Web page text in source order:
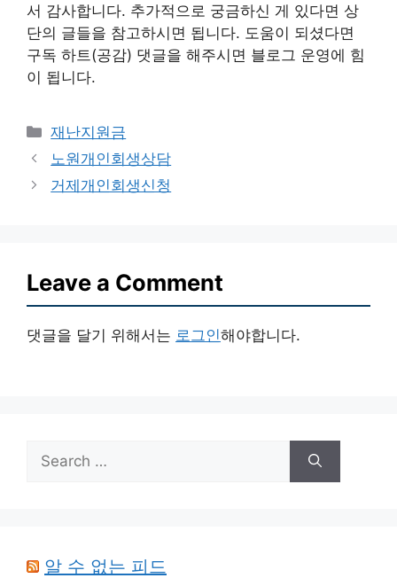
서 감사합니다. 추가적으로 궁금하신 게 있다면 상
단의 글들을 참고하시면 됩니다. 도움이 되셨다면
구독 하트(공감) 댓글을 해주시면 블로그 운영에 힘
이 됩니다.
Categories
재난지원금
노원개인회생상담
거제개인회생신청
Leave a Comment
댓글을 달기 위해서는 로그인해야합니다.
for:
알 수 없는 피드